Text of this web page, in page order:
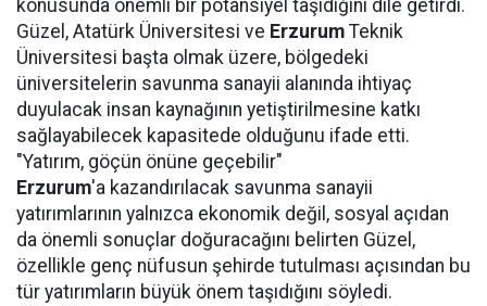
konusunda önemli bir potansiyel taşıdığını dile getirdi.
Güzel, Atatürk Üniversitesi ve Erzurum Teknik
Üniversitesi başta olmak üzere, bölgedeki
üniversitelerin savunma sanayii alanında ihtiyaç
duyulacak insan kaynağının yetiştirilmesine katkı
sağlayabilecek kapasitede olduğunu ifade etti.
"Yatırım, göçün önüne geçebilir"
Erzurum'a kazandırılacak savunma sanayii
yatırımlarının yalnızca ekonomik değil, sosyal açıdan
da önemli sonuçlar doğuracağını belirten Güzel,
özellikle genç nüfusun şehirde tutulması açısından bu
tür yatırımların büyük önem taşıdığını söyledi.